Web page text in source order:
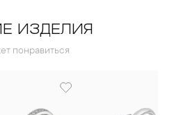
ИЗДЕЛИЯ
понравиться